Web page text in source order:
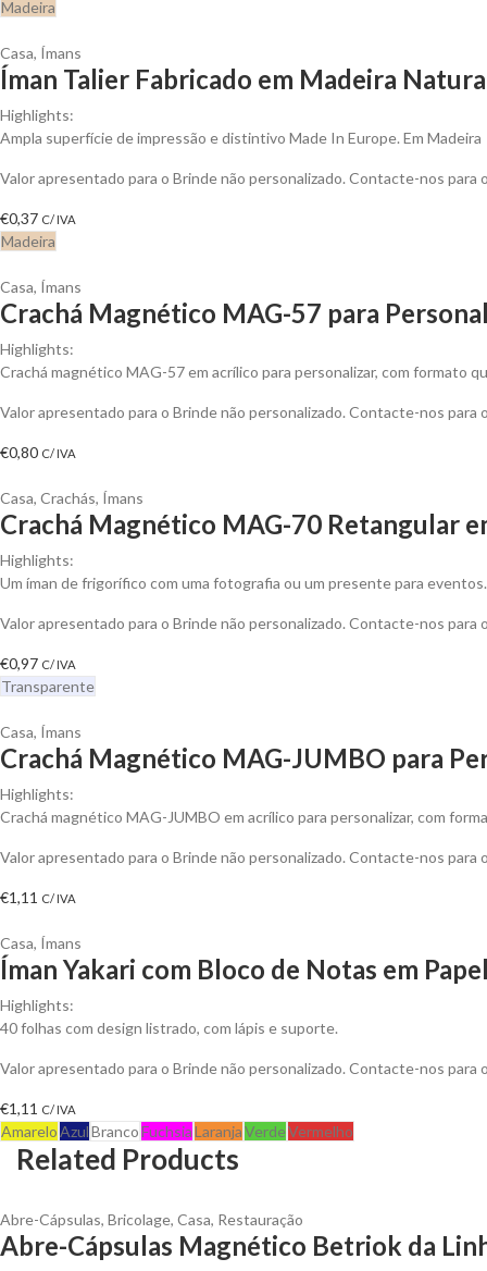
Madeira
Casa, Ímans
Íman Talier Fabricado em Madeira
Highlights:
Ampla superfície de impressão e distintivo Made In Europe. Em Madeira
Valor apresentado para o Brinde não personalizado. Contacte-nos
€0,37 C/ IVA
Madeira
Casa, Ímans
Crachá Magnético MAG-57 para
Highlights:
Crachá magnético MAG-57 em acrílico para personalizar, com formato
Valor apresentado para o Brinde não personalizado. Contacte-nos
€0,80 C/ IVA
Casa, Crachás, Ímans
Crachá Magnético MAG-70 Retangular
Highlights:
Um íman de frigorífico com uma fotografia ou um presente para
Valor apresentado para o Brinde não personalizado. Contacte-nos
€0,97 C/ IVA
Transparente
Casa, Ímans
Crachá Magnético MAG-JUMBO para
Highlights:
Crachá magnético MAG-JUMBO em acrílico para personalizar, com
Valor apresentado para o Brinde não personalizado. Contacte-nos
€1,11 C/ IVA
Casa, Ímans
Íman Yakari com Bloco de Notas em
Highlights:
40 folhas com design listrado, com lápis e suporte.
Valor apresentado para o Brinde não personalizado. Contacte-nos
€1,11 C/ IVA
AmareloAzulBrancoFuchsiaLaranjaVerdeVermelho
Related Products
Abre-Cápsulas, Bricolage, Casa, Restauração
Abre-Cápsulas Magnético Betriok da